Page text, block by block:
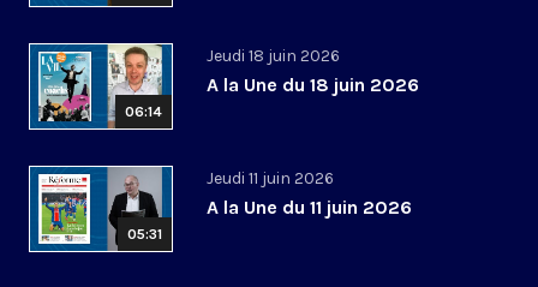
06:14
Jeudi 18 juin 2026
A la Une du 18 juin 2026
05:31
Jeudi 11 juin 2026
A la Une du 11 juin 2026